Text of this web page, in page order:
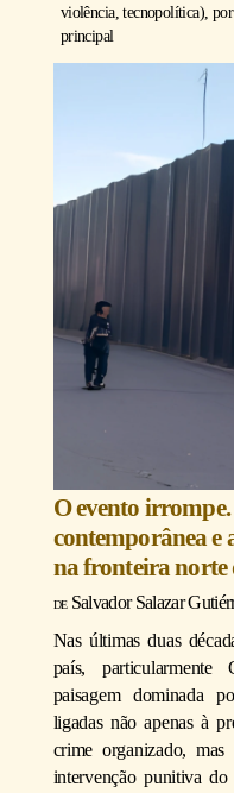
violência, tecnopolítica),
principal
O evento
contemporânea e
na fronteira norte
Salvador Salazar
Nas últimas duas
país, particularmente
paisagem dominada
ligadas não apenas à
crime organizado,
intervenção punitiva